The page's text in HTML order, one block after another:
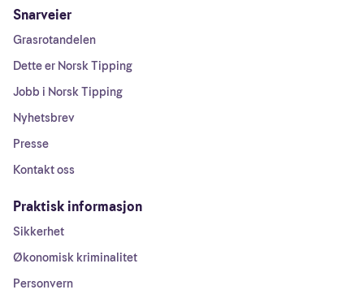
Snarveier
Grasrotandelen
Dette er Norsk Tipping
Jobb i Norsk Tipping
Nyhetsbrev
Presse
Kontakt oss
Praktisk informasjon
Sikkerhet
Økonomisk kriminalitet
Personvern